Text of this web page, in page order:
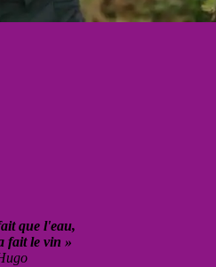
que l'eau,
fait le vin »